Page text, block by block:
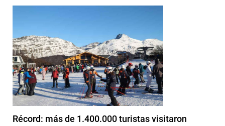
Récord: más de 1.400.000 turistas visitaron